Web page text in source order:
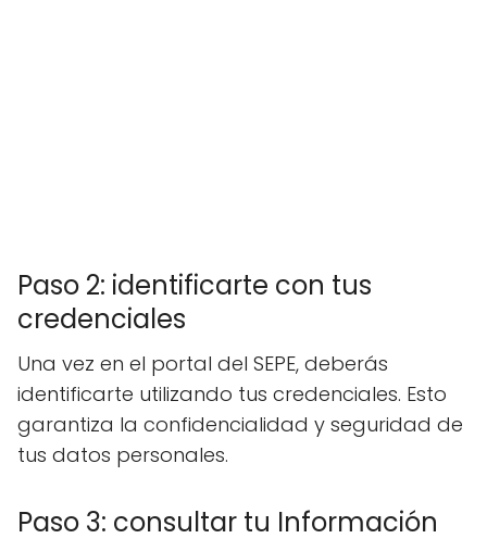
Paso 2: identificarte con tus
credenciales
Una vez en el portal del SEPE, deberás
identificarte utilizando tus credenciales. Esto
garantiza la confidencialidad y seguridad de
tus datos personales.
Paso 3: consultar tu Información